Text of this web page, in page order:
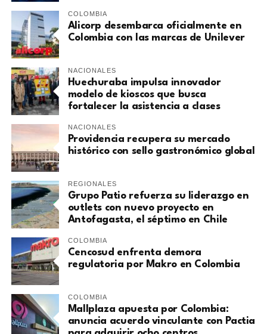
COLOMBIA
Alicorp desembarca oficialmente en
Colombia con las marcas de Unilever
NACIONALES
Huechuraba impulsa innovador
modelo de kioscos que busca
fortalecer la asistencia a clases
NACIONALES
Providencia recupera su mercado
histórico con sello gastronómico global
REGIONALES
Grupo Patio refuerza su liderazgo en
outlets con nuevo proyecto en
Antofagasta, el séptimo en Chile
COLOMBIA
Cencosud enfrenta demora
regulatoria por Makro en Colombia
COLOMBIA
Mallplaza apuesta por Colombia:
anuncia acuerdo vinculante con Pactia